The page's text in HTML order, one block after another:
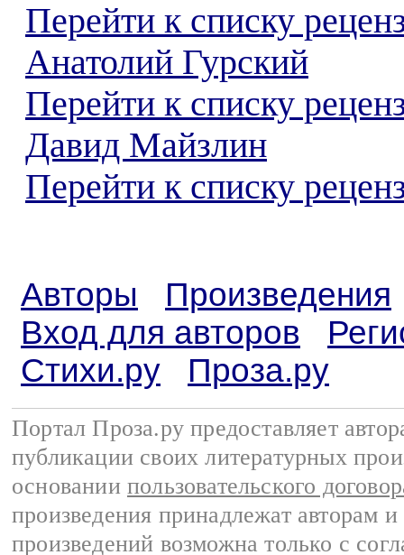
Перейти к списку
Анатолий Гурский
Перейти к списку
Давид Майзлин
Перейти к списку
Авторы
Произведения
Вход для авторов
Стихи.ру
Проза.ру
Портал Проза.ру предоставляет
публикации своих литературных
основании пользовательского
произведения принадлежат авторам
произведений возможна только с